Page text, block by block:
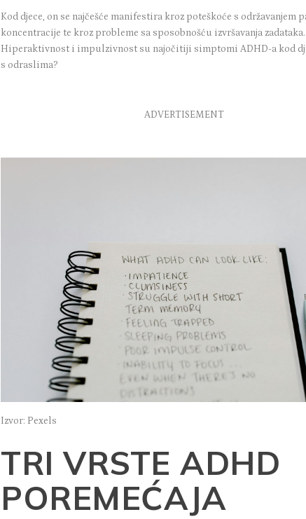
Kod djece, on se najčešće manifestira kroz poteškoće s održavanjem
koncentracije te kroz probleme sa sposobnošću izvršavanja zadataka.
Hiperaktivnost i impulzivnost su najočitiji simptomi ADHD-a kod
s odraslima?
ADVERTISEMENT
Izvor: Pexels
TRI VRSTE ADHD
POREMEĆAJA